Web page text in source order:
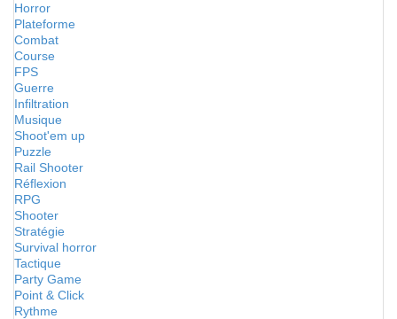
Horror
Plateforme
Combat
Course
FPS
Guerre
Infiltration
Musique
Shoot'em up
Puzzle
Rail Shooter
Réflexion
RPG
Shooter
Stratégie
Survival horror
Tactique
Party Game
Point & Click
Rythme